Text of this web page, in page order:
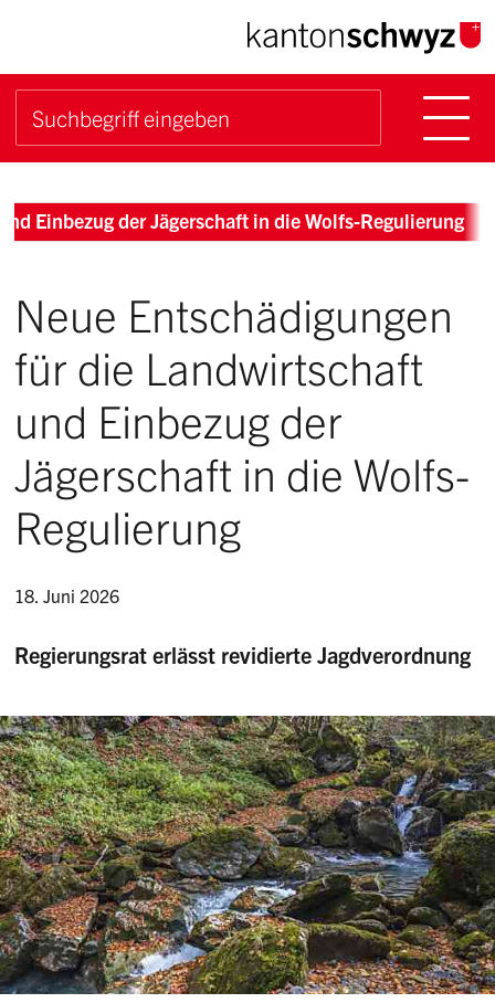
Navigieren im Kanton
Schnellnavigation
Suchbegriff
Breadcrumb
Einbezug der Jägerschaft in die Wolfs-Regulierung
Neue Entschädigungen
für die Landwirtschaft
und Einbezug der
Jägerschaft in die Wolfs-
Regulierung
18. Juni 2026
Regierungsrat erlässt revidierte Jagdverordnung